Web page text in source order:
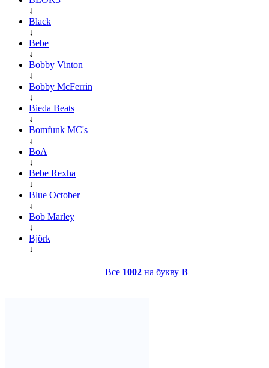
↓
Black
↓
Bebe
↓
Bobby Vinton
↓
Bobby McFerrin
↓
Bieda Beats
↓
Bomfunk MC's
↓
BoA
↓
Bebe Rexha
↓
Blue October
↓
Bob Marley
↓
Björk
↓
Все 1002 на букву B